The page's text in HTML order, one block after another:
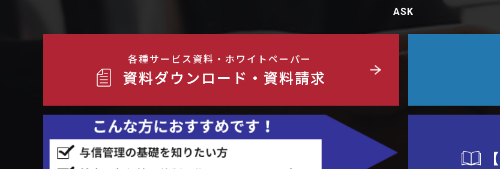
ASK
各種サービス資料・ホワイトペーパー
資料ダウンロード・資料請求